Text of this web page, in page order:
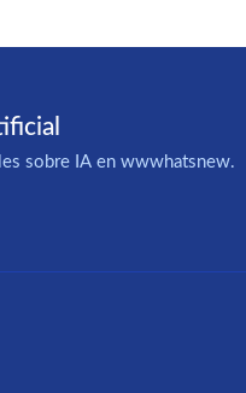
sobre IA en wwwhatsnew.